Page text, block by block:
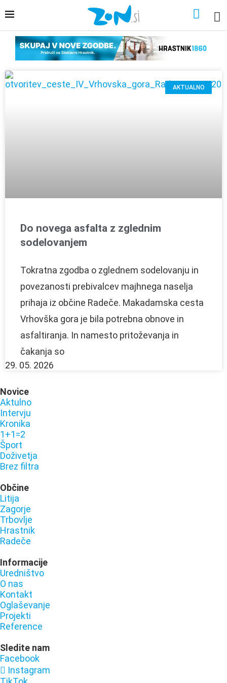
AKTUALNO
Do novega asfalta z zglednim
sodelovanjem
Tokratna zgodba o zglednem sodelovanju in
povezanosti prebivalcev majhnega naselja
prihaja iz občine Radeče. Makadamska cesta
Vrhovška gora je bila potrebna obnove in
asfaltiranja. In namesto pritoževanja in
čakanja so
29. 05. 2026
Novice
Aktulno
Intervju
Kronika
1+1=2
Šport
Doživetja
Brez filtra
Občine
Litija
Zagorje
Trbovlje
Hrastnik
Radeče
Informacije
Uredništvo
O nas
Kontakt
Oglaševanje
Projekti
Reference
Sledite nam
Facebook
Instagram